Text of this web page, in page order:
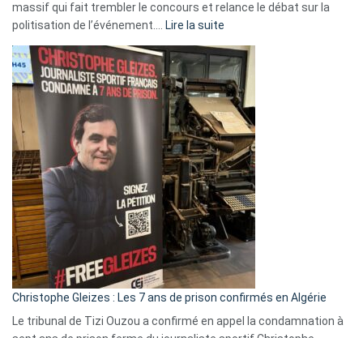
massif qui fait trembler le concours et relance le débat sur la
politisation de l’événement.… Lire la suite
Eurovision
2026
:
Pays-
Bas,
Espagne,
Irlande
et
Slovénie
rejettent
la
présence
d’Israël
Christophe Gleizes : Les 7 ans de prison confirmés en Algérie
Le tribunal de Tizi Ouzou a confirmé en appel la condamnation à